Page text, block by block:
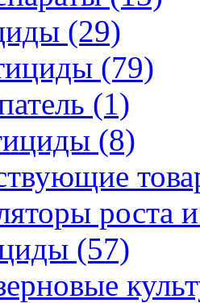
(29)
(79)
(1)
(8)
роста
(57)